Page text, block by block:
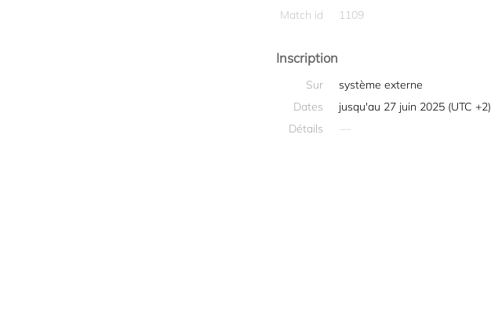
Match id
1109
Inscription
Sur
système externe
Dates
jusqu'au 27 juin 2025 (UTC +2)
Détails
—